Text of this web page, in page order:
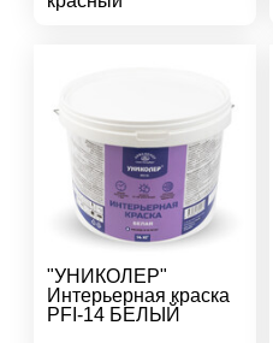
"УНИКОЛЕР"
Интерьерная краска
PFI-14 БЕЛЫЙ